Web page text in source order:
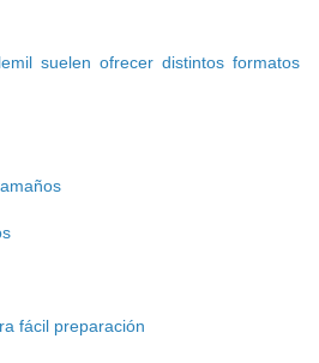
suelen ofrecer distintos formatos
fácil preparación